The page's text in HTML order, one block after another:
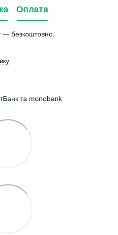
Оплата
— безкоштовно.
та monobank